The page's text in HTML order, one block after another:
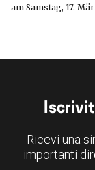
am Samstag, 17.
Ricevi una
importanti